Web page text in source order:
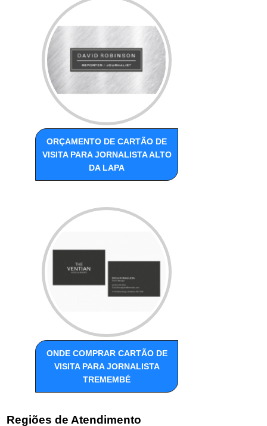
ORÇAMENTO DE CARTÃO DE
VISITA PARA JORNALISTA ALTO
DA LAPA
ONDE COMPRAR CARTÃO DE
VISITA PARA JORNALISTA
TREMEMBÉ
Regiões de Atendimento